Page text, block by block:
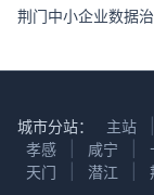
荆门中小企业数据
城市分站： 主站
孝感
咸宁
天门
潜江